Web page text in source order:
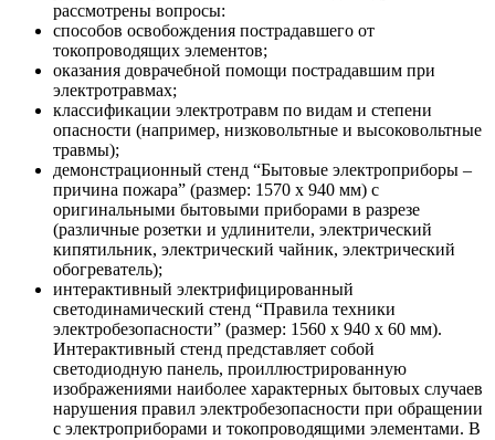
рассмотрены вопросы:
способов освобождения пострадавшего от
токопроводящих элементов;
оказания доврачебной помощи пострадавшим при
электротравмах;
классификации электротравм по видам и степени
опасности (например, низковольтные и высоковольтные
травмы);
демонстрационный стенд “Бытовые электроприборы –
причина пожара” (размер: 1570 х 940 мм) с
оригинальными бытовыми приборами в разрезе
(различные розетки и удлинители, электрический
кипятильник, электрический чайник, электрический
обогреватель);
интерактивный электрифицированный
светодинамический стенд “Правила техники
электробезопасности” (размер: 1560 х 940 х 60 мм).
Интерактивный стенд представляет собой
светодиодную панель, проиллюстрированную
изображениями наиболее характерных бытовых случаев
нарушения правил электробезопасности при обращении
с электроприборами и токопроводящими элементами. В